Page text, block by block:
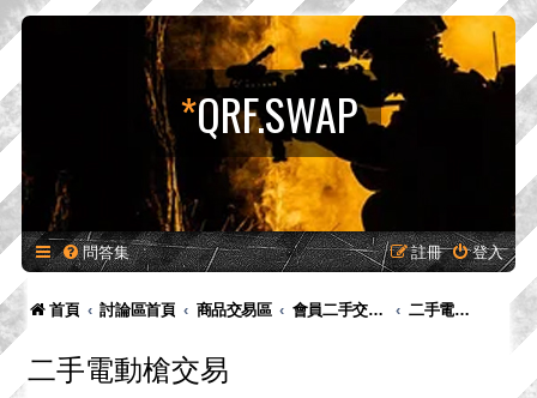
*QRF.SWAP
問答集 登入
註冊
首頁 討論區首頁 商品交易區 會員二手交易區 二手電動槍交易
二手電動槍交易